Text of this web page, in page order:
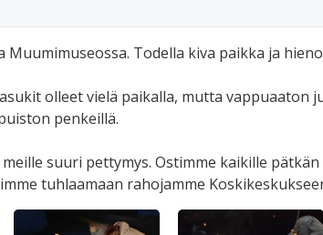
Muumimuseossa. Todella kiva paikka ja
olleet vielä paikalla, mutta vappuaaton
penkeillä.
suuri pettymys. Ostimme kaikille
tuhlaamaan rahojamme